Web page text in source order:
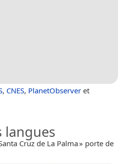
, CNES, PlanetObserver et
langues
Cruz de La Palma » porte de